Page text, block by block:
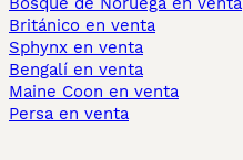
Británico en venta
Sphynx en venta
Bengalí en venta
Maine Coon en venta
Persa en venta